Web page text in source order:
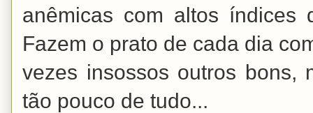
anêmicas com altos índices
Fazem o prato de cada dia
vezes insossos outros bons,
tão pouco de tudo...